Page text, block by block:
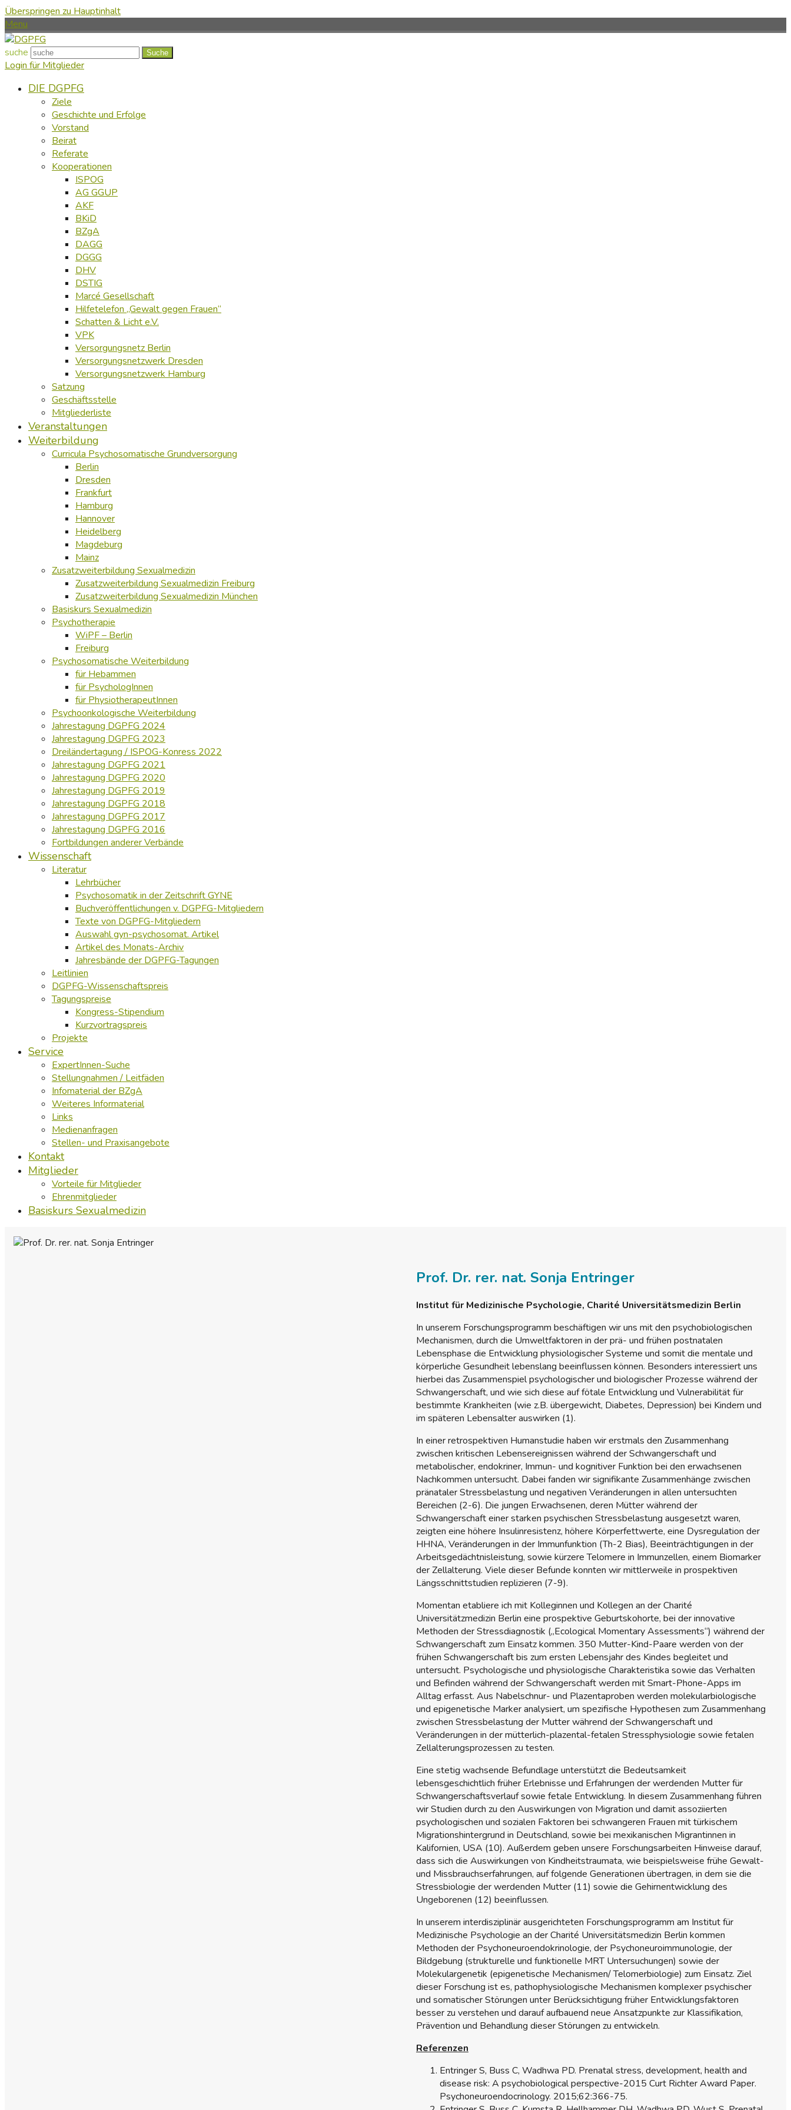
Überspringen zu Hauptinhalt
Menu
suche Suche
Login für Mitglieder
DIE DGPFG
Ziele
Geschichte und Erfolge
Vorstand
Beirat
Referate
Kooperationen
ISPOG
AG GGUP
AKF
BKiD
BZgA
DAGG
DGGG
DHV
DSTIG
Marcé Gesellschaft
Hilfetelefon „Gewalt gegen Frauen“
Schatten & Licht e.V.
VPK
Versorgungsnetz Berlin
Versorgungsnetzwerk Dresden
Versorgungsnetzwerk Hamburg
Satzung
Geschäftsstelle
Mitgliederliste
Veranstaltungen
Weiterbildung
Curricula Psychosomatische Grundversorgung
Berlin
Dresden
Frankfurt
Hamburg
Hannover
Heidelberg
Magdeburg
Mainz
Zusatzweiterbildung Sexualmedizin
Zusatzweiterbildung Sexualmedizin Freiburg
Zusatzweiterbildung Sexualmedizin München
Basiskurs Sexualmedizin
Psychotherapie
WiPF – Berlin
Freiburg
Psychosomatische Weiterbildung
für Hebammen
für PsychologInnen
für PhysiotherapeutInnen
Psychoonkologische Weiterbildung
Jahrestagung DGPFG 2024
Jahrestagung DGPFG 2023
Dreiländertagung / ISPOG-Konress 2022
Jahrestagung DGPFG 2021
Jahrestagung DGPFG 2020
Jahrestagung DGPFG 2019
Jahrestagung DGPFG 2018
Jahrestagung DGPFG 2017
Jahrestagung DGPFG 2016
Fortbildungen anderer Verbände
Wissenschaft
Literatur
Lehrbücher
Psychosomatik in der Zeitschrift GYNE
Buchveröffentlichungen v. DGPFG-Mitgliedern
Texte von DGPFG-Mitgliedern
Auswahl gyn-psychosomat. Artikel
Artikel des Monats-Archiv
Jahresbände der DGPFG-Tagungen
Leitlinien
DGPFG-Wissenschaftspreis
Tagungspreise
Kongress-Stipendium
Kurzvortragspreis
Projekte
Service
ExpertInnen-Suche
Stellungnahmen / Leitfäden
Infomaterial der BZgA
Weiteres Informaterial
Links
Medienanfragen
Stellen- und Praxisangebote
Kontakt
Mitglieder
Vorteile für Mitglieder
Ehrenmitglieder
Basiskurs Sexualmedizin
Prof. Dr. rer. nat. Sonja Entringer
Institut für Medizinische Psychologie, Charité Universitätsmedizin Berlin
In unserem Forschungsprogramm beschäftigen wir uns mit den psychobiologischen
Mechanismen, durch die Umweltfaktoren in der prä- und frühen postnatalen
Lebensphase die Entwicklung physiologischer Systeme und somit die mentale und
körperliche Gesundheit lebenslang beeinflussen können. Besonders interessiert uns
hierbei das Zusammenspiel psychologischer und biologischer Prozesse während der
Schwangerschaft, und wie sich diese auf fötale Entwicklung und Vulnerabilität für
bestimmte Krankheiten (wie z.B. übergewicht, Diabetes, Depression) bei Kindern und
im späteren Lebensalter auswirken (1).
In einer retrospektiven Humanstudie haben wir erstmals den Zusammenhang
zwischen kritischen Lebensereignissen während der Schwangerschaft und
metabolischer, endokriner, Immun- und kognitiver Funktion bei den erwachsenen
Nachkommen untersucht. Dabei fanden wir signifikante Zusammenhänge zwischen
pränataler Stressbelastung und negativen Veränderungen in allen untersuchten
Bereichen (2-6). Die jungen Erwachsenen, deren Mütter während der
Schwangerschaft einer starken psychischen Stressbelastung ausgesetzt waren,
zeigten eine höhere Insulinresistenz, höhere Körperfettwerte, eine Dysregulation der
HHNA, Veränderungen in der Immunfunktion (Th-2 Bias), Beeinträchtigungen in der
Arbeitsgedächtnisleistung, sowie kürzere Telomere in Immunzellen, einem Biomarker
der Zellalterung. Viele dieser Befunde konnten wir mittlerweile in prospektiven
Längsschnittstudien replizieren (7-9).
Momentan etabliere ich mit Kolleginnen und Kollegen an der Charité
Universitätzmedizin Berlin eine prospektive Geburtskohorte, bei der innovative
Methoden der Stressdiagnostik („Ecological Momentary Assessments“) während der
Schwangerschaft zum Einsatz kommen. 350 Mutter-Kind-Paare werden von der
frühen Schwangerschaft bis zum ersten Lebensjahr des Kindes begleitet und
untersucht. Psychologische und physiologische Charakteristika sowie das Verhalten
und Befinden während der Schwangerschaft werden mit Smart-Phone-Apps im
Alltag erfasst. Aus Nabelschnur- und Plazentaproben werden molekularbiologische
und epigenetische Marker analysiert, um spezifische Hypothesen zum Zusammenhang
zwischen Stressbelastung der Mutter während der Schwangerschaft und
Veränderungen in der mütterlich-plazental-fetalen Stressphysiologie sowie fetalen
Zellalterungsprozessen zu testen.
Eine stetig wachsende Befundlage unterstützt die Bedeutsamkeit
lebensgeschichtlich früher Erlebnisse und Erfahrungen der werdenden Mutter für
Schwangerschaftsverlauf sowie fetale Entwicklung. In diesem Zusammenhang führen
wir Studien durch zu den Auswirkungen von Migration und damit assoziierten
psychologischen und sozialen Faktoren bei schwangeren Frauen mit türkischem
Migrationshintergrund in Deutschland, sowie bei mexikanischen Migrantinnen in
Kalifornien, USA (10). Außerdem geben unsere Forschungsarbeiten Hinweise darauf,
dass sich die Auswirkungen von Kindheitstraumata, wie beispielsweise frühe Gewalt-
und Missbrauchserfahrungen, auf folgende Generationen übertragen, in dem sie die
Stressbiologie der werdenden Mutter (11) sowie die Gehirnentwicklung des
Ungeborenen (12) beeinflussen.
In unserem interdisziplinär ausgerichteten Forschungsprogramm am Institut für
Medizinische Psychologie an der Charité Universitätsmedizin Berlin kommen
Methoden der Psychoneuroendokrinologie, der Psychoneuroimmunologie, der
Bildgebung (strukturelle und funktionelle MRT Untersuchungen) sowie der
Molekulargenetik (epigenetische Mechanismen/ Telomerbiologie) zum Einsatz. Ziel
dieser Forschung ist es, pathophysiologische Mechanismen komplexer psychischer
und somatischer Störungen unter Berücksichtigung früher Entwicklungsfaktoren
besser zu verstehen und darauf aufbauend neue Ansatzpunkte zur Klassifikation,
Prävention und Behandlung dieser Störungen zu entwickeln.
Referenzen
Entringer S, Buss C, Wadhwa PD. Prenatal stress, development, health and
disease risk: A psychobiological perspective-2015 Curt Richter Award Paper.
Psychoneuroendocrinology. 2015;62:366-75.